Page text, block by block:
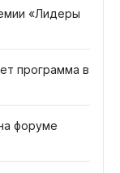
«Лидеры
программа в
форуме